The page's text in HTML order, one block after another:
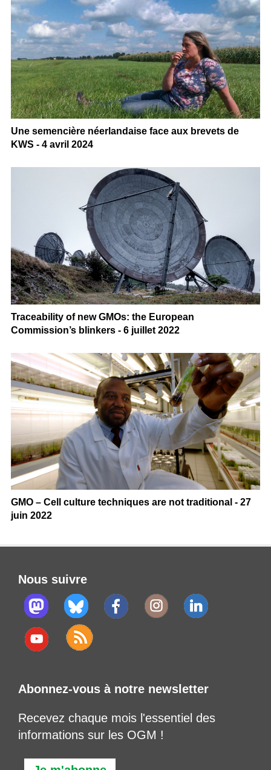
Une semencière néerlandaise face aux brevets de
KWS - 4 avril 2024
Traceability of new GMOs: the European
Commission’s blinkers - 6 juillet 2022
GMO – Cell culture techniques are not traditional - 27
juin 2022
Nous suivre
Abonnez-vous à notre newsletter
Recevez chaque mois l'essentiel des
informations sur les OGM !